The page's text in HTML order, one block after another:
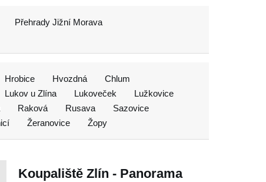
Přehrady Jižní Morava
Hrobice Hvozdná
Chlum
Lukov u Zlína Lukoveček
Lužkovice
Raková Rusava
Sazovice
Žeranovice Žopy
Koupaliště Zlín - Panorama